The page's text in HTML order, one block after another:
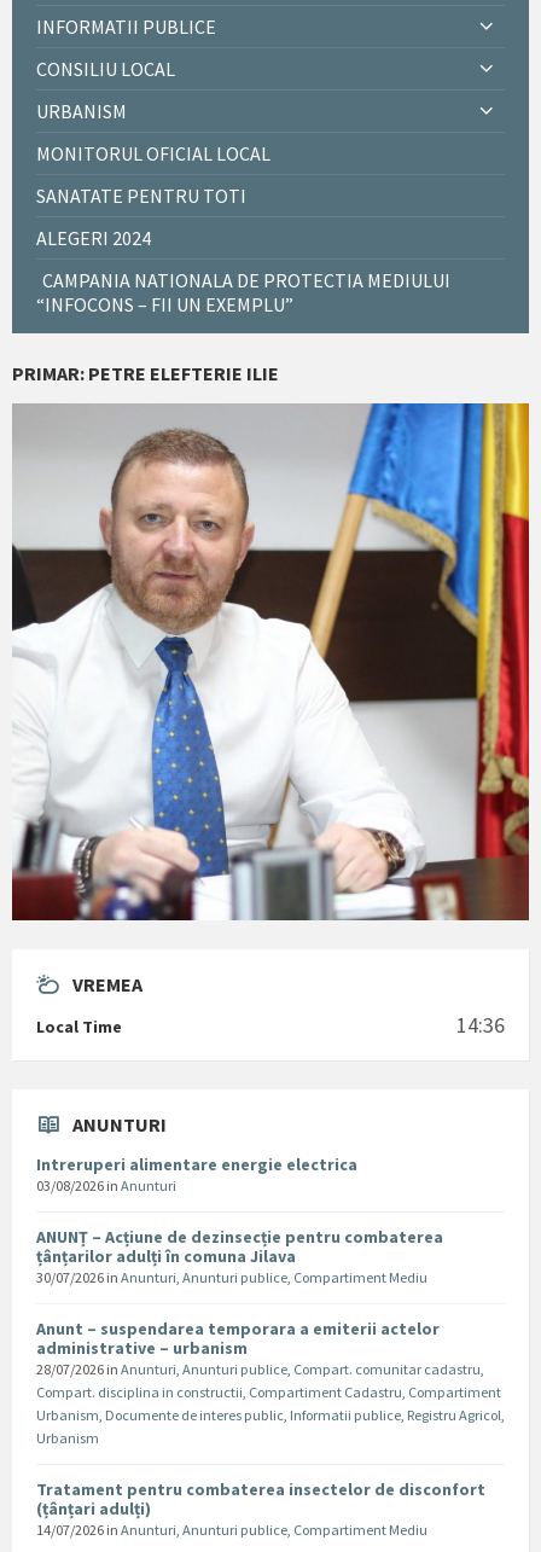
INFORMATII PUBLICE
CONSILIU LOCAL
URBANISM
MONITORUL OFICIAL LOCAL
SANATATE PENTRU TOTI
ALEGERI 2024
CAMPANIA NATIONALA DE PROTECTIA MEDIULUI
“INFOCONS – FII UN EXEMPLU”
PRIMAR: PETRE ELEFTERIE ILIE
VREMEA
Local Time 14:36
ANUNTURI
Intreruperi alimentare energie electrica
03/08/2026 in Anunturi
ANUNȚ – Acțiune de dezinsecție pentru combaterea
țânțarilor adulți în comuna Jilava
30/07/2026 in Anunturi, Anunturi publice, Compartiment Mediu
Anunt – suspendarea temporara a emiterii actelor
administrative – urbanism
28/07/2026 in Anunturi, Anunturi publice, Compart. comunitar cadastru,
Compart. disciplina in constructii, Compartiment Cadastru, Compartiment
Urbanism, Documente de interes public, Informatii publice, Registru Agricol,
Urbanism
Tratament pentru combaterea insectelor de disconfort
(țânțari adulți)
14/07/2026 in Anunturi, Anunturi publice, Compartiment Mediu